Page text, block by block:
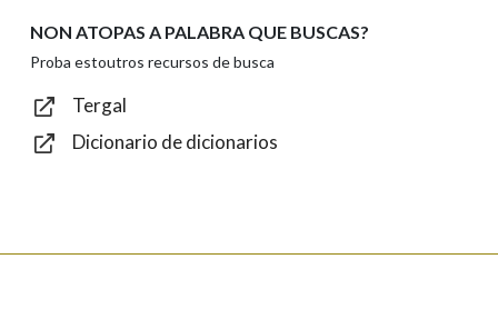
Enviar
NON ATOPAS A PALABRA QUE BUSCAS?
Proba estoutros recursos de busca
Tergal
Dicionario de dicionarios